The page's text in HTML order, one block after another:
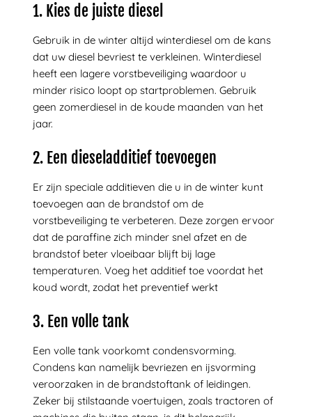
1. Kies de juiste diesel
Gebruik in de winter altijd winterdiesel om de kans
dat uw diesel bevriest te verkleinen. Winterdiesel
heeft een lagere vorstbeveiliging waardoor u
minder risico loopt op startproblemen. Gebruik
geen zomerdiesel in de koude maanden van het
jaar.
2. Een dieseladditief toevoegen
Er zijn speciale additieven die u in de winter kunt
toevoegen aan de brandstof om de
vorstbeveiliging te verbeteren. Deze zorgen ervoor
dat de paraffine zich minder snel afzet en de
brandstof beter vloeibaar blijft bij lage
temperaturen. Voeg het additief toe voordat het
koud wordt, zodat het preventief werkt
3. Een volle tank
Een volle tank voorkomt condensvorming.
Condens kan namelijk bevriezen en ijsvorming
veroorzaken in de brandstoftank of leidingen.
Zeker bij stilstaande voertuigen, zoals tractoren of